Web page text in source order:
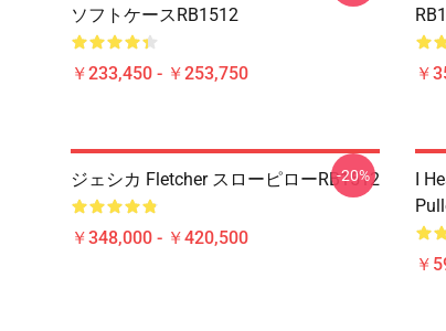
ソフトケースRB1512
￥233,450 - ￥253,750 ￥
ジェシカ Fletcher スローピローRB1512
￥348,000 - ￥420,500
-20%
I
￥